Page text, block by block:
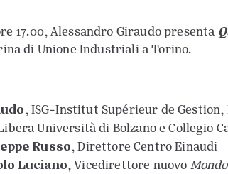
17.00, Alessandro Giraudo presenta
di Unione Industriali a Torino.
, ISG-Institut Supérieur de
Università di Bolzano e Collegio
Russo, Direttore Centro Einaudi
Luciano, Vicedirettore nuovo